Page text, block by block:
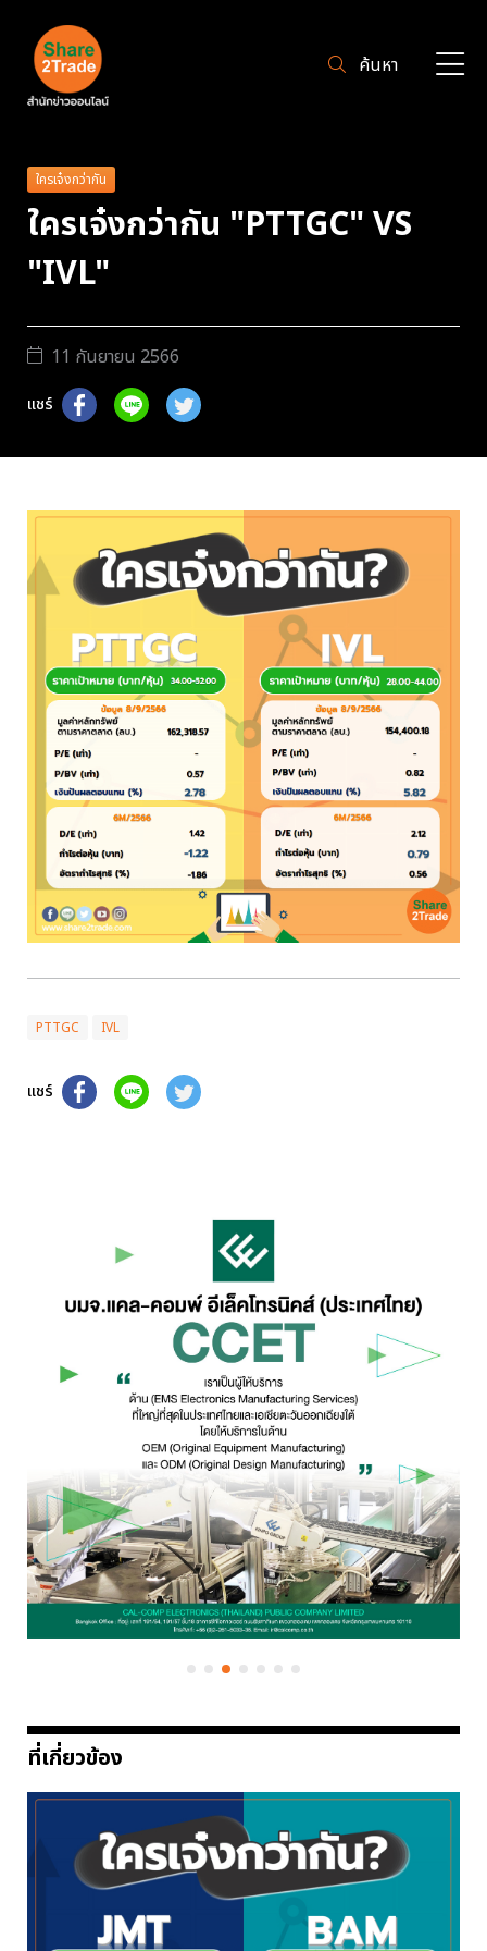
ค้นหา
ใครเจ๋งกว่ากัน
ใครเจ๋งกว่ากัน "PTTGC" VS
"IVL"
11 กันยายน 2566
แชร์
PTTGC IVL
แชร์
ที่เกี่ยวข้อง